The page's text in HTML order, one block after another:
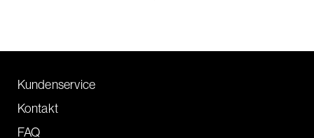
Kundenservice
Kontakt
FAQ